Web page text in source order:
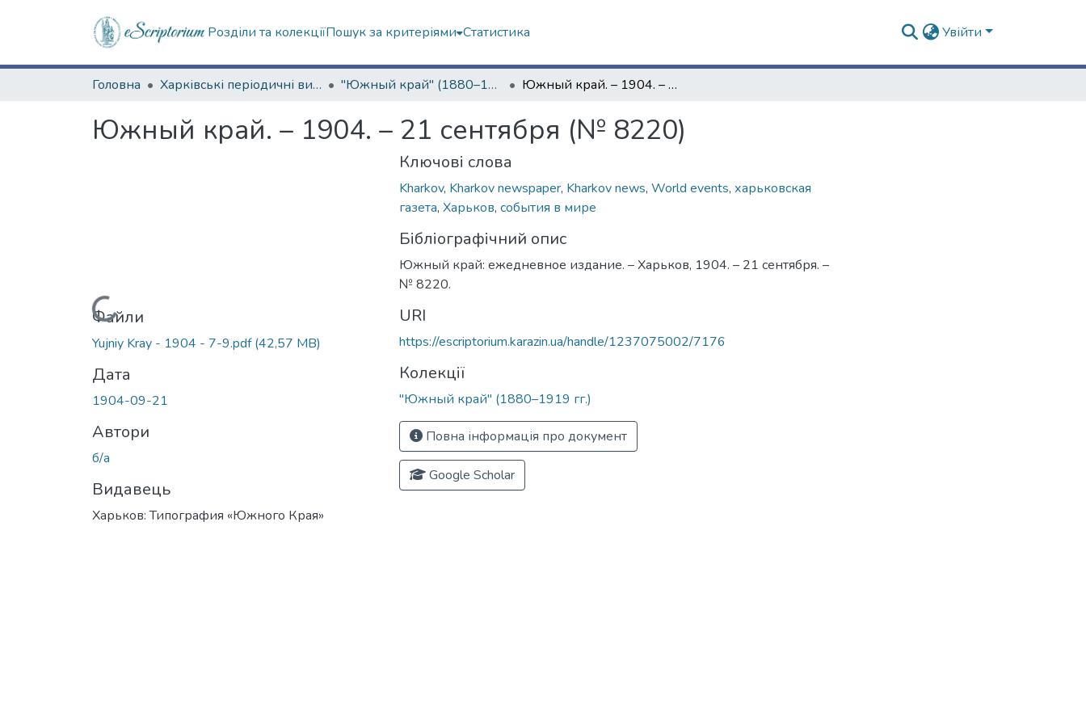
Розділи та колекціїПошук за критеріями Статистика Увійти
Головна Харківські періодичні видання "Южный край" (1880–1919 гг.) Южный край. – 1904. – 21 сентября (№ 8220)
Южный край. – 1904. – 21 сентября (№ 8220)
Вантажиться...
Файли
Yujniy Kray - 1904 - 7-9.pdf(42,57 MB)
Дата
1904-09-21
Автори
б/а
Видавець
Харьков: Типография «Южного Края»
Ключові слова
Kharkov, Kharkov newspaper, Kharkov news, World events, харьковская
газета, Харьков, события в мире
Бібліографічний опис
Южный край: ежедневное издание. – Харьков, 1904. – 21 сентября. –
№ 8220.
URI
https://escriptorium.karazin.ua/handle/1237075002/7176
Колекції
"Южный край" (1880–1919 гг.)
Повна інформація про документ
Google Scholar